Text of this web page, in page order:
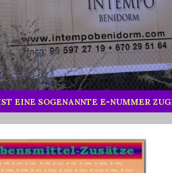
EINE SOGENANNTE E-NUMMER